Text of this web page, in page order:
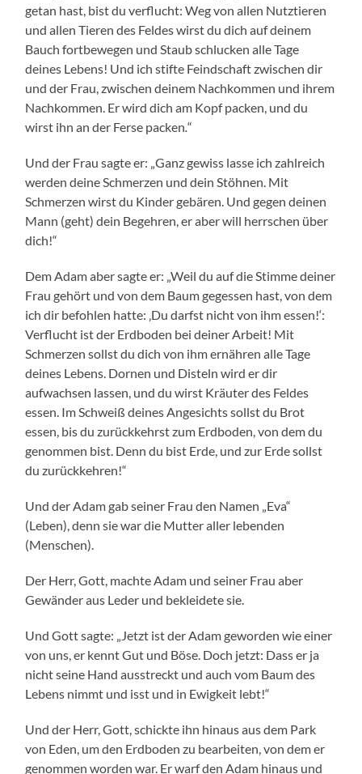
getan hast, bist du verflucht: Weg von allen Nutztieren
und allen Tieren des Feldes wirst du dich auf deinem
Bauch fortbewegen und Staub schlucken alle Tage
deines Lebens! Und ich stifte Feindschaft zwischen dir
und der Frau, zwischen deinem Nachkommen und ihrem
Nachkommen. Er wird dich am Kopf packen, und du
wirst ihn an der Ferse packen.“
Und der Frau sagte er: „Ganz gewiss lasse ich zahlreich
werden deine Schmerzen und dein Stöhnen. Mit
Schmerzen wirst du Kinder gebären. Und gegen deinen
Mann (geht) dein Begehren, er aber will herrschen über
dich!“
Dem Adam aber sagte er: „Weil du auf die Stimme deiner
Frau gehört und von dem Baum gegessen hast, von dem
ich dir befohlen hatte: ‚Du darfst nicht von ihm essen!‘:
Verflucht ist der Erdboden bei deiner Arbeit! Mit
Schmerzen sollst du dich von ihm ernähren alle Tage
deines Lebens. Dornen und Disteln wird er dir
aufwachsen lassen, und du wirst Kräuter des Feldes
essen. Im Schweiß deines Angesichts sollst du Brot
essen, bis du zurückkehrst zum Erdboden, von dem du
genommen bist. Denn du bist Erde, und zur Erde sollst
du zurückkehren!“
Und der Adam gab seiner Frau den Namen „Eva“
(Leben), denn sie war die Mutter aller lebenden
(Menschen).
Der Herr, Gott, machte Adam und seiner Frau aber
Gewänder aus Leder und bekleidete sie.
Und Gott sagte: „Jetzt ist der Adam geworden wie einer
von uns, er kennt Gut und Böse. Doch jetzt: Dass er ja
nicht seine Hand ausstreckt und auch vom Baum des
Lebens nimmt und isst und in Ewigkeit lebt!“
Und der Herr, Gott, schickte ihn hinaus aus dem Park
von Eden, um den Erdboden zu bearbeiten, von dem er
genommen worden war. Er warf den Adam hinaus und